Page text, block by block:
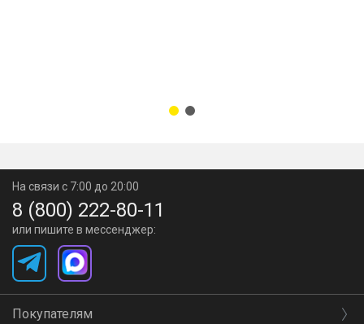
масса - 1,7 кг;
пиво - янтарный эль;
крепость - 4,5-6,5%;
продукт на выходе - 23 литра.
На связи с 7:00 до 20:00
8 (800) 222-80-11
или пишите в мессенджер:
Покупателям